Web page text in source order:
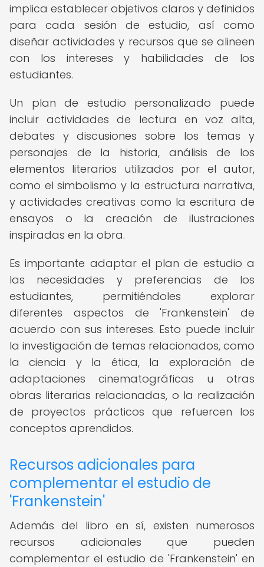
implica establecer objetivos claros y definidos
para cada sesión de estudio, así como
diseñar actividades y recursos que se alineen
con los intereses y habilidades de los
estudiantes.
Un plan de estudio personalizado puede
incluir actividades de lectura en voz alta,
debates y discusiones sobre los temas y
personajes de la historia, análisis de los
elementos literarios utilizados por el autor,
como el simbolismo y la estructura narrativa,
y actividades creativas como la escritura de
ensayos o la creación de ilustraciones
inspiradas en la obra.
Es importante adaptar el plan de estudio a
las necesidades y preferencias de los
estudiantes, permitiéndoles explorar
diferentes aspectos de 'Frankenstein' de
acuerdo con sus intereses. Esto puede incluir
la investigación de temas relacionados, como
la ciencia y la ética, la exploración de
adaptaciones cinematográficas u otras
obras literarias relacionadas, o la realización
de proyectos prácticos que refuercen los
conceptos aprendidos.
Recursos adicionales para
complementar el estudio de
'Frankenstein'
Además del libro en sí, existen numerosos
recursos adicionales que pueden
complementar el estudio de 'Frankenstein' en